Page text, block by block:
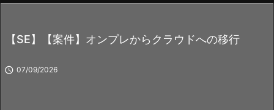
【SE】【案件】オンプレからクラウドへの移行
 07/09/2026